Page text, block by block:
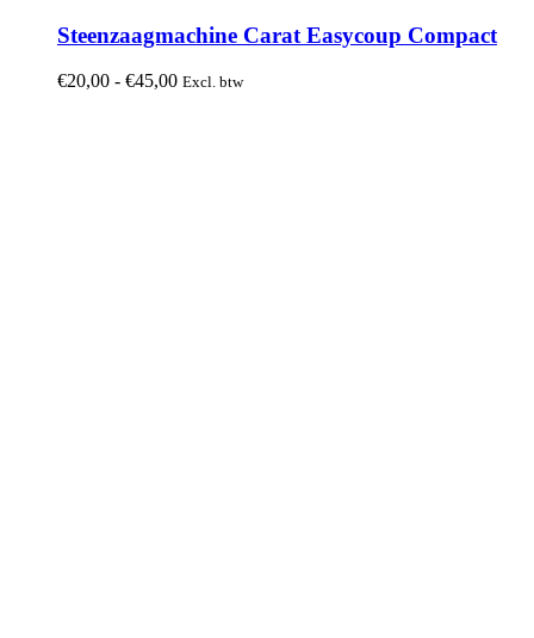
heeft
meerdere
variaties.
Steenzaagmachine Carat Easycoup Compact
€20,00 - €45,00Prijsklasse:
Excl. btw